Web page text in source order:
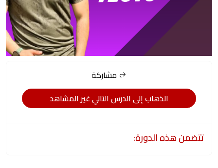
مشاركة
الذهاب إلى الدرس التالي غير المشاهد
تتضمن هذه الدورة: